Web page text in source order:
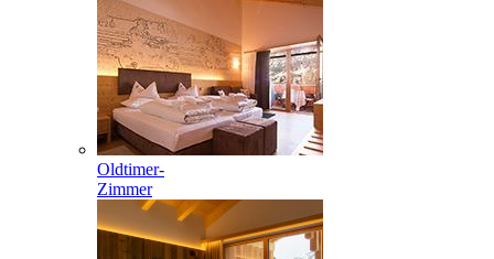
Oldtimer-
Zimmer